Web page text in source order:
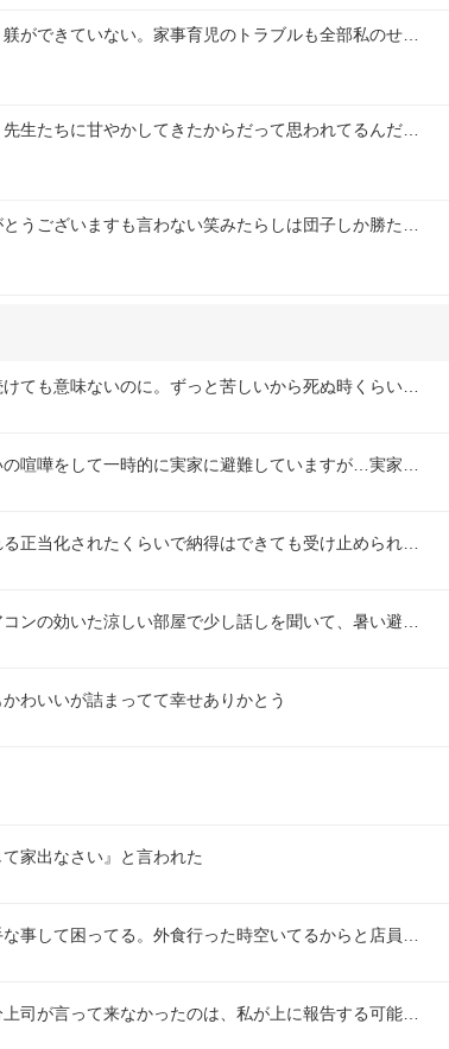
ができていない。家事育児のトラブルも全部私のせ…
生たちに甘やかしてきたからだって思われてるんだ…
うございますも言わない笑みたらしは団子しか勝た…
ても意味ないのに。ずっと苦しいから死ぬ時くらい…
喧嘩をして一時的に実家に避難していますが…実家…
正当化されたくらいで納得はできても受け止められ…
ンの効いた涼しい部屋で少し話しを聞いて、暑い避…
わいいが詰まってて幸せありかとう
家出なさい』と言われた
事して困ってる。外食行った時空いてるからと店員…
司が言って来なかったのは、私が上に報告する可能…